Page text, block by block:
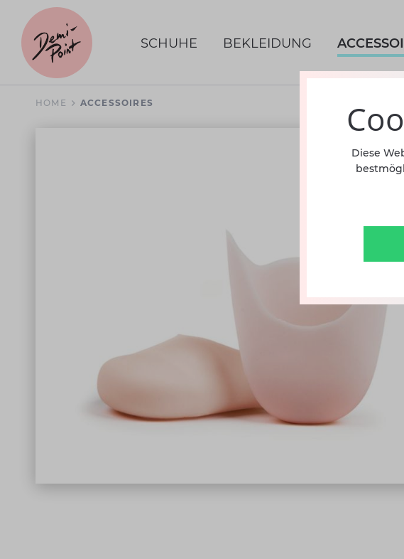
SCHUHE BEKLEIDUNG
HOME ACCESSOIRES
Diese